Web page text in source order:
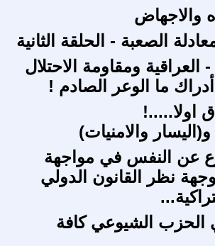
والاجهاض
الصعبة - الحلقة الثانية
- العراقية ومقاومة الاحتلال
ما الوعر الصادم !
اولا.....!
والامنيات)
عن النفس في مواجهة
نظر القانون الدولي
الحزب الشيوعي كافة